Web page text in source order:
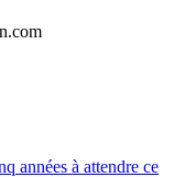
années à attendre ce